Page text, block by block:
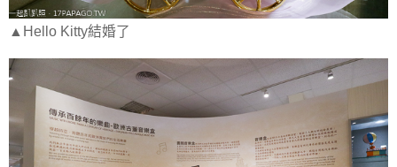
▲Hello Kitty結婚了